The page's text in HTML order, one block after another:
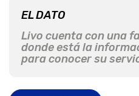
EL DATO
Livo cuenta con una
donde está la
para conocer su